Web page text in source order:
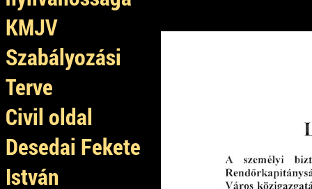
KMJV
Szabályozási
Terve
Civil oldal
Desedai Fekete
István